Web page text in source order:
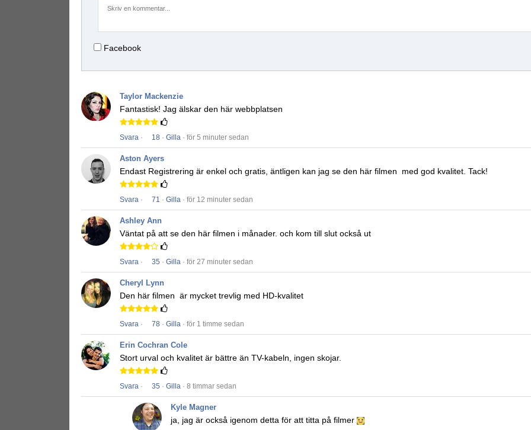
Facebook
Taylor Mackenzie
Fantastisk! Jag älskar den här webbplatsen
Svara · 18 · Gilla · för 5 minuter sedan
Aston Ayers
Endast Registrering är enkel och gratis, äntligen kan jag se den här filmen med god kvalitet. Tack!
Svara · 71 · Gilla · för 12 minuter sedan
Ashley Ann
Väntat på att se den här filmen i månader. och kom till slut också ut
Svara · 35 · Gilla · för 27 minuter sedan
Cheryl Lynn
Den här filmen är mycket trevlig med HD-kvalitet
Svara · 78 · Gilla · för 1 timme sedan
Erin Cochran Cole
Stort urval och kvalitet är bättre än TV-kabeln, ingen skojar.
Svara · 35 · Gilla · 8 timmar sedan
Kyle Magner
ja, jag är också igenom detta för att titta på filmer